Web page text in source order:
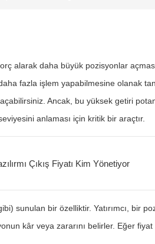
alarak daha büyük pozisyonlar
fazla işlem yapabilmesine olanak
Ancak, bu yüksek getiri
anlaması için kritik bir araçtır.
Çıkış Fiyatı Kim Yönetiyor
sunulan bir özelliktir. Yatırımcı, bir
kâr veya zararını belirler. Eğer